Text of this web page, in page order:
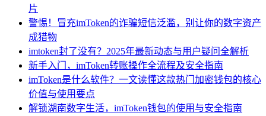
片
警惕！冒充imToken的诈骗短信泛滥，别让你的数字资产
成猎物
imtoken封了没有？2025年最新动态与用户疑问全解析
新手入门，imToken转账操作全流程及安全指南
imToken是什么软件？一文读懂这款热门加密钱包的核心
价值与使用要点
解锁湖南数字生活，imToken钱包的使用与安全指南